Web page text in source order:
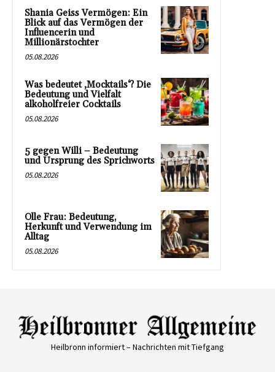
Shania Geiss Vermögen: Ein
Blick auf das Vermögen der
Influencerin und
Millionärstochter
05.08.2026
Was bedeutet ‚Mocktails‘? Die
Bedeutung und Vielfalt
alkoholfreier Cocktails
05.08.2026
5 gegen Willi – Bedeutung
und Ursprung des Sprichworts
05.08.2026
Olle Frau: Bedeutung,
Herkunft und Verwendung im
Alltag
05.08.2026
Heilbronn informiert – Nachrichten mit Tiefgang